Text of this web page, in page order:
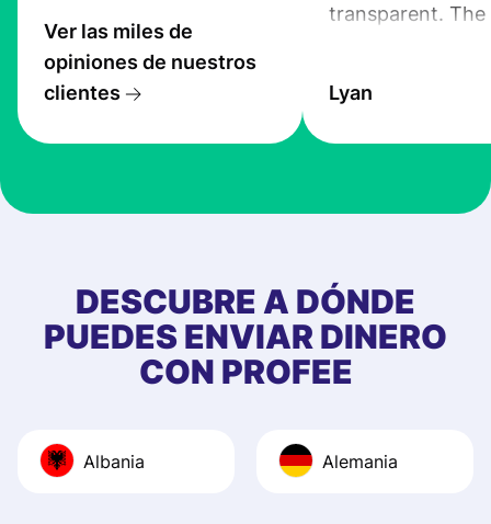
Ver las miles de
opiniones de nuestros
clientes
transparent. The
the exchange
at Profee is very
first started
app, and they
quick to provide
and helpful
Recommend it!
Lyan
DESCUBRE A DÓNDE
PUEDES ENVIAR DINERO
CON PROFEE
Albania Alemania